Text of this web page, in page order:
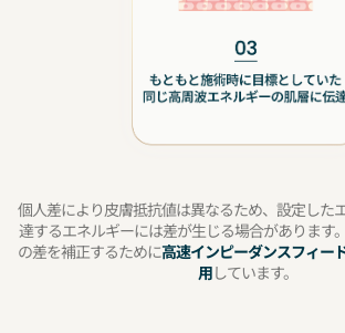
個人差により皮膚抵抗値は異なるため、設定した
達するエネルギーには差が生じる場合があります
の差を補正するために高速インピーダンスフィー
用しています。